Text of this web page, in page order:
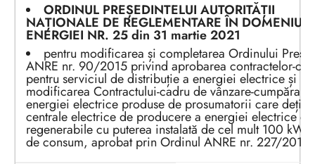
ORDINUL PREȘEDINTELUI AUTORITĂȚII
NAȚIONALE DE REGLEMENTARE ÎN DOMENIUL
ENERGIEI NR. 25din 31 martie2021
pentru modificarea și completarea Ordinului
ANRE nr. 90/2015 privind aprobarea contractelor-
pentru serviciul de distribuție a energiei electrice și
modificarea Contractului-cadru de vânzare-cumpărare
energiei electrice produse de prosumatorii care dețin
centrale electrice de producere a energiei electrice
regenerabile cu puterea instalată de cel mult 100 kW
de consum, aprobat prin Ordinul ANRE nr. 227/2018